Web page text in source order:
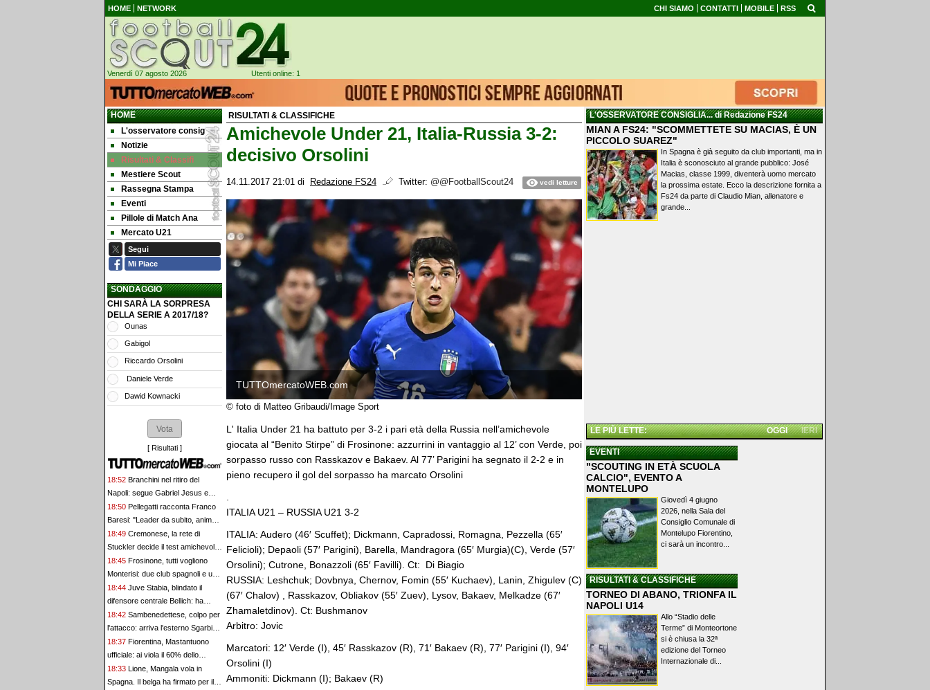
HOME NETWORK CHI SIAMO CONTATTI MOBILE RSS
Venerdì 07 agosto 2026 Utenti online: 1
HOME
L'osservatore consig
Notizie
Risultati & Classifi
Mestiere Scout
Rassegna Stampa
Eventi
Pillole di Match Ana
Mercato U21
Segui
Mi Piace
SONDAGGIO
CHI SARÀ LA SORPRESA
DELLA SERIE A 2017/18?
Ounas
Gabigol
Riccardo Orsolini
Daniele Verde
Dawid Kownacki
[ Risultati ]
18:52 Branchini nel ritiro del
Napoli: segue Gabriel Jesus e
Allegri. C'è pure l'agente di
Anguissa
18:50 Pellegatti racconta Franco
Baresi: "Leader da subito, anima
vera del Milan"
18:49 Cremonese, la rete di
Stuckler decide il test amichevole
contro l'Hellas Verona
18:45 Frosinone, tutti vogliono
Monterisi: due club spagnoli e uno
italiano sul difensore
18:44 Juve Stabia, blindato il
difensore centrale Bellich: ha
firmato per tre stagioni
18:42 Sambenedettese, colpo per
l'attacco: arriva l'esterno Sgarbi
dal Napoli
18:37 Fiorentina, Mastantuono
ufficiale: ai viola il 60% dello
stipendio e altre percentuali legate
ai risultati
18:33 Lione, Mangala vola in
Spagna. Il belga ha firmato per il
RISULTATI & CLASSIFICHE
Amichevole Under 21, Italia-Russia 3-2:
decisivo Orsolini
14.11.2017 21:01 di Redazione FS24 Twitter: @@FootballScout24 vedi letture
TUTTOmercatoWEB.com
© foto di Matteo Gribaudi/Image Sport
L' Italia Under 21 ha battuto per 3-2 i pari età della Russia nell’amichevole
giocata al “Benito Stirpe” di Frosinone: azzurrini in vantaggio al 12’ con Verde, poi
sorpasso russo con Rasskazov e Bakaev. Al 77’ Parigini ha segnato il 2-2 e in
pieno recupero il gol del sorpasso ha marcato Orsolini
ITALIA U21 – RUSSIA U21 3-2
ITALIA: Audero (46′ Scuffet); Dickmann, Capradossi, Romagna, Pezzella (65′
Felicioli); Depaoli (57′ Parigini), Barella, Mandragora (65′ Murgia)(C), Verde (57′
Orsolini); Cutrone, Bonazzoli (65′ Favilli). Ct: Di Biagio
RUSSIA: Leshchuk; Dovbnya, Chernov, Fomin (55′ Kuchaev), Lanin, Zhigulev (C)
(67′ Chalov) , Rasskazov, Obliakov (55′ Zuev), Lysov, Bakaev, Melkadze (67′
Zhamaletdinov). Ct: Bushmanov
Arbitro: Jovic
Marcatori: 12′ Verde (I), 45′ Rasskazov (R), 71′ Bakaev (R), 77′ Parigini (I), 94′
Orsolini (I)
Ammoniti: Dickmann (I); Bakaev (R)
L'OSSERVATORE CONSIGLIA...di Redazione FS24
MIAN A FS24: "SCOMMETTETE SU MACIAS, È UN
PICCOLO SUAREZ"
In Spagna è già seguito da club importanti, ma in
Italia è sconosciuto al grande pubblico: José
Macias, classe 1999, diventerà uomo mercato
la prossima estate. Ecco la descrizione fornita a
Fs24 da parte di Claudio Mian, allenatore e
grande...
LE PIÙ LETTE: IERI
OGGI
EVENTI
"SCOUTING IN ETÀ SCUOLA
CALCIO", EVENTO A
MONTELUPO
Giovedì 4 giugno
2026, nella Sala del
Consiglio Comunale di
Montelupo Fiorentino,
ci sarà un incontro...
RISULTATI & CLASSIFICHE
TORNEO DI ABANO, TRIONFA IL
NAPOLI U14
Allo “Stadio delle
Terme” di Monteortone
si è chiusa la 32ª
edizione del Torneo
Internazionale di...